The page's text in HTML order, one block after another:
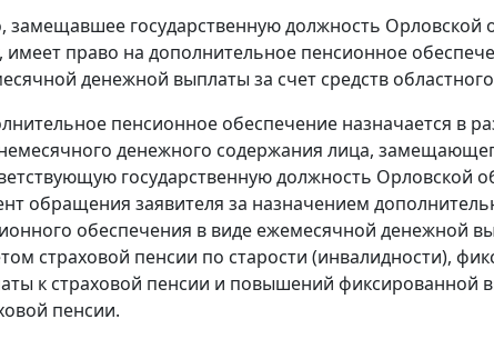
замещавшее государственную должность Орловской
имеет право на дополнительное пенсионное
денежной выплаты за счет средств
пенсионное обеспечение назначается в
денежного содержания лица,
государственную должность Орловской
обращения заявителя за назначением
обеспечения в виде ежемесячной денежной
страховой пенсии по старости (инвалидности),
к страховой пенсии и повышений фиксированной
пенсии.